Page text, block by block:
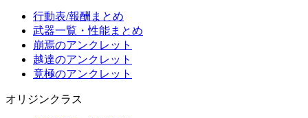
行動表/報酬まとめ
武器一覧・性能まとめ
崩焉のアンクレット
越達のアンクレット
竟極のアンクレット
オリジンクラス